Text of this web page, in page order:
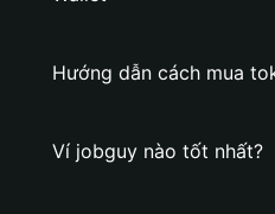
Hướng dẫn cách mua
Ví jobguy nào tốt nhất?